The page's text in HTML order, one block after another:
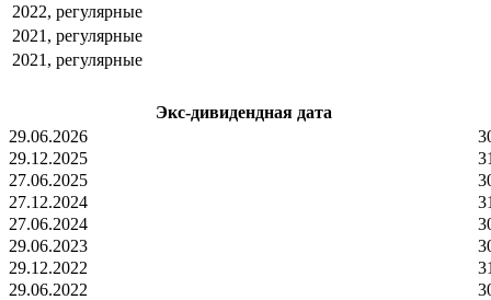
2022, регулярные
2021, регулярные
2021, регулярные
Экс-дивидендная дата
29.06.2026
29.12.2025
27.06.2025
27.12.2024
27.06.2024
29.06.2023
29.12.2022
29.06.2022